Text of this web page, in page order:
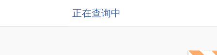
正在查询中